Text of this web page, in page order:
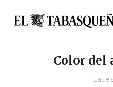
Color del